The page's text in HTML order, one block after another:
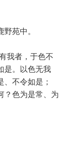
苑中。
我者，于色不
是。以色无我
不令如是；
？色为是常、为